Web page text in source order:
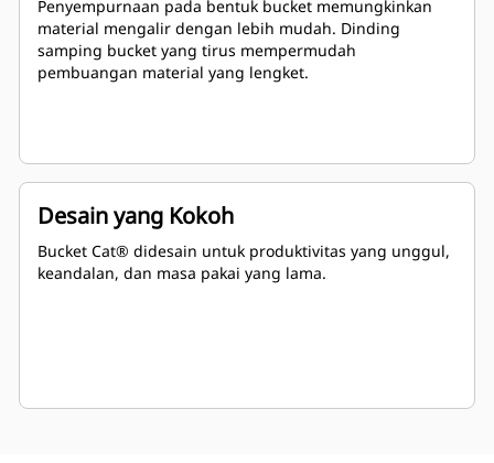
Penyempurnaan pada bentuk bucket memungkinkan
material mengalir dengan lebih mudah. Dinding
samping bucket yang tirus mempermudah
pembuangan material yang lengket.
Desain yang Kokoh
Bucket Cat® didesain untuk produktivitas yang unggul,
keandalan, dan masa pakai yang lama.